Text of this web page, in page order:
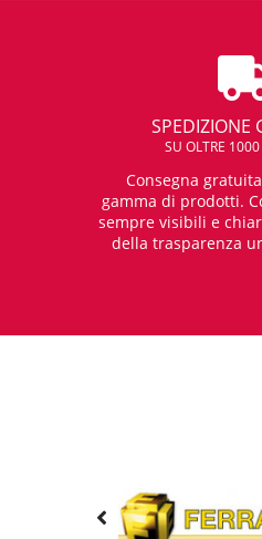
SPEDIZIONE
SU OLTRE
Consegna
gamma di prodotti.
sempre visibili e
della trasparenza